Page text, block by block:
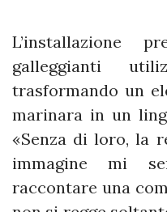
L’installazione
galleggianti
trasformando un
marinara in un
«Senza di loro, la
immagine mi
raccontare una